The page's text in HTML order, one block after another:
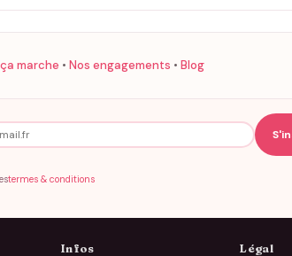
marche • Nos engagements • Blog
termes & conditions
Infos Légal